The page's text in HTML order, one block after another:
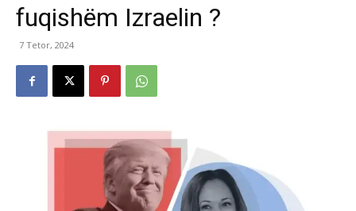
fuqishëm Izraelin ?
7 Tetor, 2024